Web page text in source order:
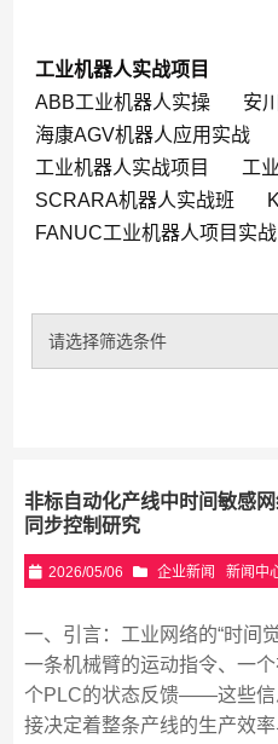
工业机器人实战项目
ABB工业机器人实操
安
海康AGV机器人应用实战
工业机器人实战项目
工
SCRARA机器人实战班
FANUC工业机器人项目实战
请选择筛选条件
非标自动化产线中时间敏感
同步控制研究
2026/05/06 企业新闻 新闻中
一、引言：工业网络的“时间
一条机械臂的运动指令、一
个PLC的状态反馈——这些信
接决定着整条产线的生产效